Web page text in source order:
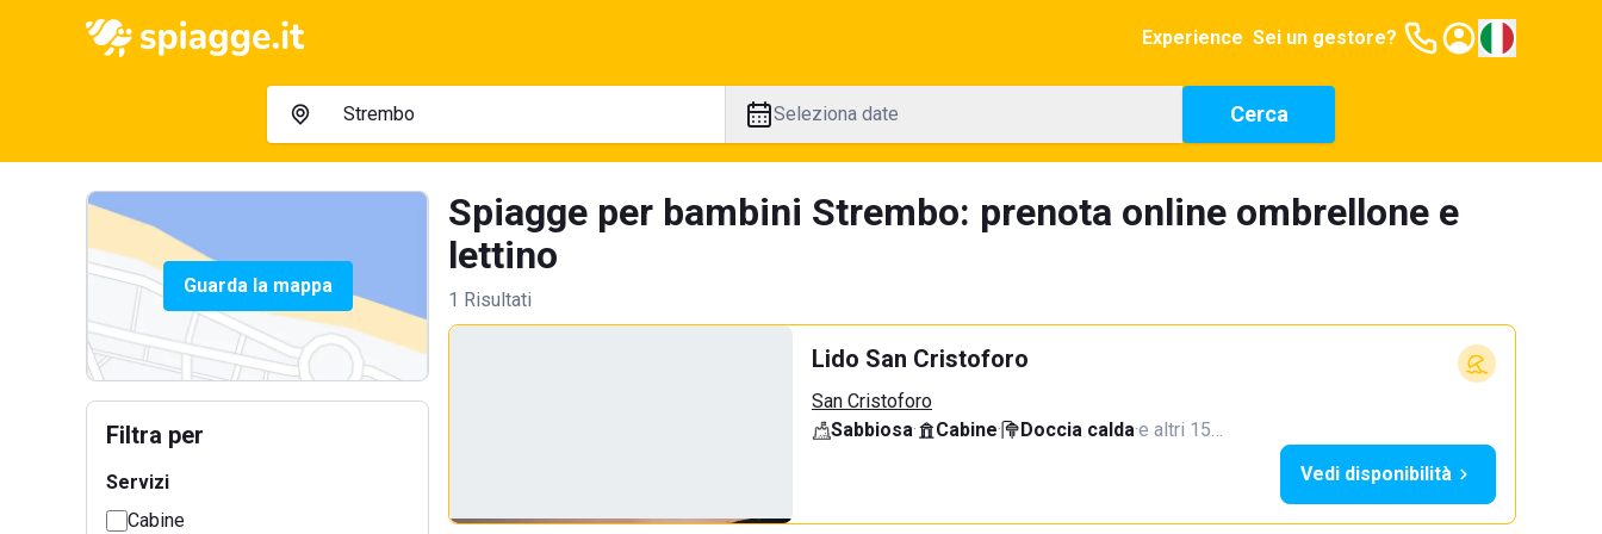
Experience Sei un gestore?
Seleziona date Cerca
Guarda la mappa
Filtra per
Servizi
Cabine
Spiagge per bambini Strembo: prenota online ombrellone e
lettino
1 Risultati
Lido San Cristoforo
San Cristoforo
Sabbiosa· Cabine· Doccia calda·e altri 15…
Vedi disponibilità